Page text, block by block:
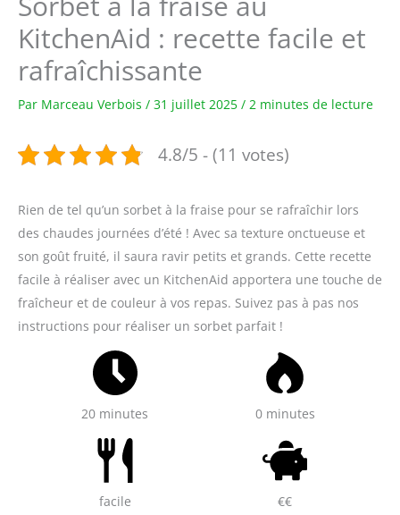
KitchenAid : recette facile et
rafraîchissante
Par Marceau Verbois / 31 juillet 2025 / 2 minutes de lecture
4.8/5 - (11 votes)
Rien de tel qu’un sorbet à la fraise pour se rafraîchir lors
des chaudes journées d’été ! Avec sa texture onctueuse et
son goût fruité, il saura ravir petits et grands. Cette recette
facile à réaliser avec un KitchenAid apportera une touche de
fraîcheur et de couleur à vos repas. Suivez pas à pas nos
instructions pour réaliser un sorbet parfait !
20 minutes 0 minutes
facile €€